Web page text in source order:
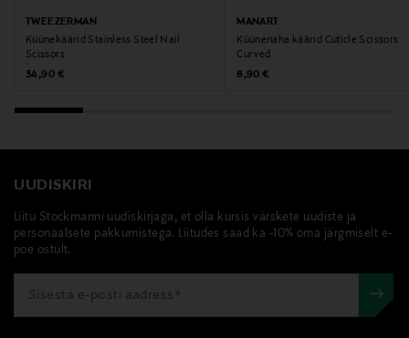
TWEEZERMAN
Küünekäärid Stainless Steel Nail
Scissors
Original Price
34,90 €
MANART
Küünenaha käärid Cuticle Scissors
Curved
Original Price
8,90 €
UUDISKIRI
Liitu Stockmanni uudiskirjaga, et olla kursis värskete uudiste ja
personaalsete pakkumistega. Liitudes saad ka -10% oma järgmiselt e-
poe ostult.